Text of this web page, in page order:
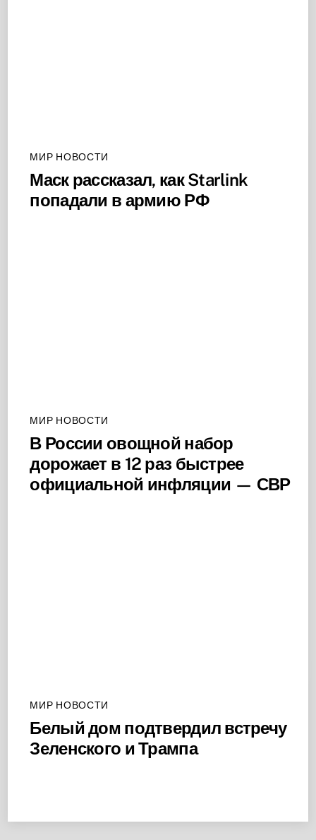
МИР НОВОСТИ
Маск рассказал, как Starlink
попадали в армию РФ
МИР НОВОСТИ
В России овощной набор
дорожает в 12 раз быстрее
официальной инфляции — СВР
МИР НОВОСТИ
Белый дом подтвердил встречу
Зеленского и Трампа